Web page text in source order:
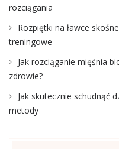
rozciągania
Rozpiętki na ławce
treningowe
Jak rozciąganie mięśnia
zdrowie?
Jak skutecznie schudnąć
metody